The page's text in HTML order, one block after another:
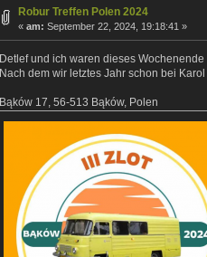
Robur Treffen Polen 2024
«am: September 22, 2024, 19:18:41 »
Detlef und ich waren dieses
Nach dem wir letztes Jahr schon bei
Bąków 17, 56-513 Bąków, Polen